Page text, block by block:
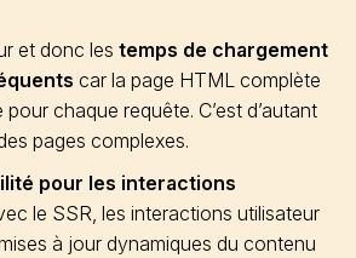
et donc les temps de chargement
car la page HTML complète
chaque requête. C’est d’autant
pages complexes.
pour les interactions
le SSR, les interactions utilisateur
à jour dynamiques du contenu